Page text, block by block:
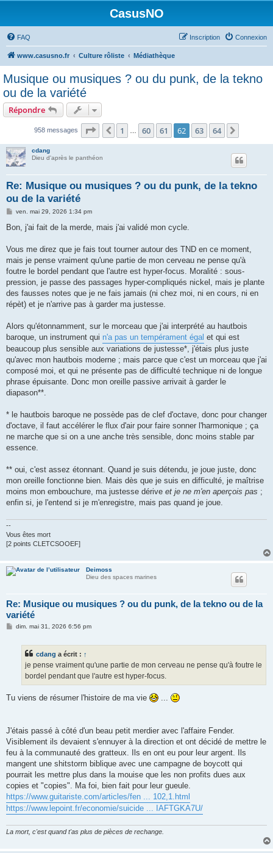
CasusNO
FAQ Connexion
Inscription
www.casusno.fr Culture rôliste Médiathèque
Musique ou musiques ? ou du punk, de la tekno
ou de la variété
Répondre
958 messages Page 62 sur 64
Précédent
1 60 61 62 63 64
cdang
Dieu d'après le panthéon
Re: Musique ou musiques ? ou du punk, de la tekno
ou de la variété
M
s
g
ven. mai 29, 2026 1:34 pm
Bon, j'ai fait de la merde, mais j'ai validé mon cycle.
Vous me direz que je fais tout tourner autour des TND en ce moment,
mais je pense vraiment qu'une partie de mon cerveau ne pense qu'à
foutre le bordel pendant que l'autre est hyper-focus. Moralité : sous-
pression, je passe des passages hyper-compliqués nickel, mais je plante
des fausses notes que je ne fais jamais (ni chez moi, ni en cours, ni en
répèt) et je n'arrive pas à garder ma justesse.
Alors qu'étonnamment, sur le morceau que j'ai interprété au hautbois
baroque, un instrument qui n'a pas un tempérament égal et qui est
beaucoup plus sensible aux variations de justesse*, j'étais plus juste
qu'avec mon hautbois moderne ; mais parce que c'est un morceau que j'ai
composé moi, et qui ne présente pas de difficulté technique ni de longue
phrase épuisante. Donc mon oreille passive arrivait à garder le
diapason**.
* le hautbois baroque ne possède pas de clef d'octave, donc pour changer
d'octave, il faut accélérer le flux d'air pour faire sonner l'harmonique ; ça
ne marche que si on a une anche très sensible, donc moins stable par
essence.
** oui, c'est assez étonnant. Quand je suis détendu, je joue juste, donc
mon oreille fonctionne bien. Mais dès que je suis en difficulté, je maîtrise
moins mon embouchure, ma justesse dérive et je ne m'en aperçois pas ;
enfin si, je l'entend si je m'enregistre, mais pas quand je joue.
--
Vous êtes mort
[2 points CLETCSOOEF]
Deimoss
Dieu des spaces marines
Re: Musique ou musiques ? ou du punk, de la tekno ou de la
variété
Mdim. mai 31, 2026 6:56 pm
cdang a écrit : ↑
je pense vraiment qu'une partie de mon cerveau ne pense qu'à foutre le
bordel pendant que l'autre est hyper-focus.
Tu viens de résumer l'histoire de ma vie
J'étais passé à côté d'un beau petit merdier avec l'affaire Fender.
Visiblement ils devaient s'ennuyer à la direction et ont décidé de mettre le
feu à la communauté des gratteux. Ils en ont eu pour leur argent. Ils
mangent une shitstorm biblique avec une campagne de boycott qui
pourrait les mettre plus dans la mouise que les non profits dues aux
copies et "copies". Ma foi, bien fait pour leur gueule.
https://www.guitariste.com/articles/fen ... 102,1.html
https://www.lepoint.fr/economie/suicide ... IAFTGKA7U/
La mort, c'est quand t'as plus de pièces de rechange.